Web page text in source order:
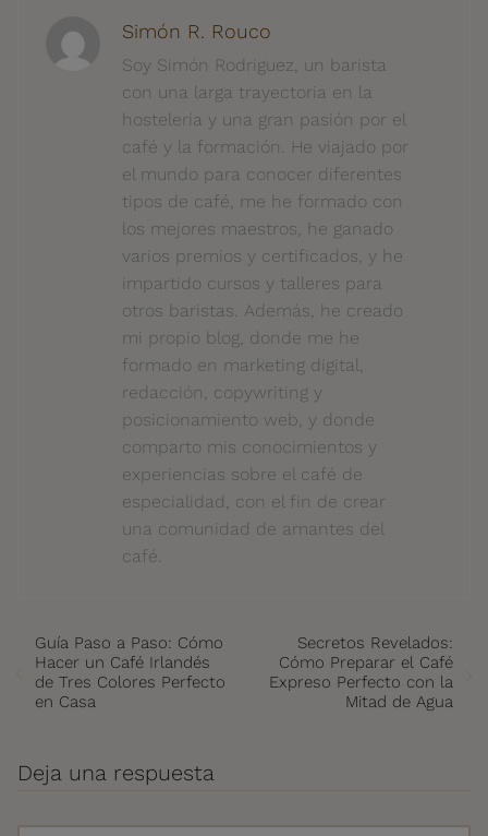
Simón R. Rouco
Soy Simón Rodriguez, un barista
con una larga trayectoria en la
hostelería y una gran pasión por el
café y la formación. He viajado por
el mundo para conocer diferentes
tipos de café, me he formado con
los mejores maestros, he ganado
varios premios y certificados, y he
impartido cursos y talleres para
otros baristas. Además, he creado
mi propio blog, donde me he
formado en marketing digital,
redacción, copywriting y
posicionamiento web, y donde
comparto mis conocimientos y
experiencias sobre el café de
especialidad, con el fin de crear
una comunidad de amantes del
café.
Guía Paso a Paso: Cómo
Hacer un Café Irlandés
de Tres Colores Perfecto
en Casa
Secretos Revelados:
Cómo Preparar el Café
Expreso Perfecto con la
Mitad de Agua
Deja una respuesta